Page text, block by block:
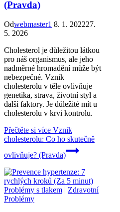
(Pravda)
Odwebmaster1 8. 1. 202227.
5. 2026
Cholesterol je důležitou látkou
pro náš organismus, ale jeho
nadměrné hromadění může být
nebezpečné. Vznik
cholesterolu v těle ovlivňuje
genetika, strava, životní styl a
další faktory. Je důležité mít u
cholesterolu v krvi kontrolu.
Přečtěte si více Vznik
cholesterolu: Co ho skutečně
ovlivňuje? (Pravda)
Problémy s tlakem | Zdravotní
Problémy